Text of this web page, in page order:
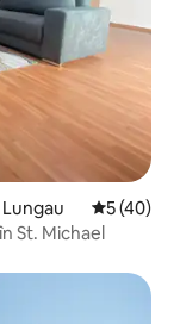
Scor
5 (40)
St. Michael